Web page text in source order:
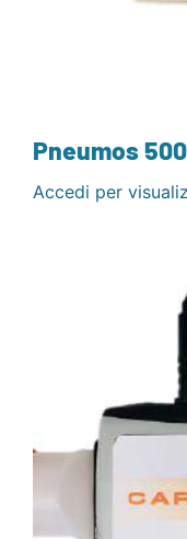
Pneumos 500
Accedi per